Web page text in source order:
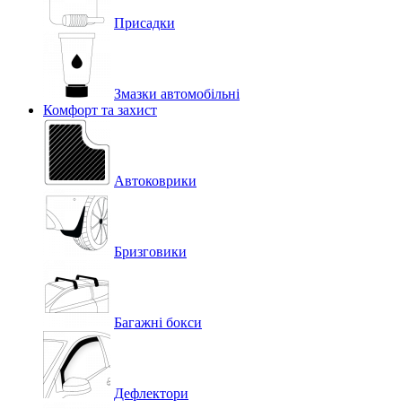
Присадки
Змазки автомобільні
Комфорт та захист
Автоковрики
Бризговики
Багажні бокси
Дефлектори